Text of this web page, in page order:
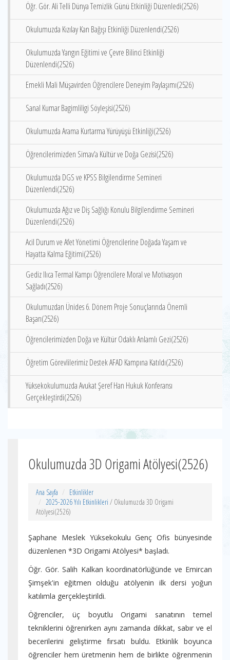
Öğr. Gör. Ali Telli Dünya Temizlik Günü Etkinliği Düzenledi(2526)
Okulumuzda Kızılay Kan Bağışı Etkinliği Düzenlendi(2526)
Okulumuzda Yangın Eğitimi ve Çevre Bilinci Etkinliği
Düzenlendi(2526)
Emekli Mali Müşavirden Öğrencilere Deneyim Paylaşımı(2526)
Sanal Kumar Bagimliligi Söyleşisi(2526)
Okulumuzda Arama Kurtarma Yürüyüşü Etkinliği(2526)
Öğrencilerimizden Simav’a Kültür ve Doğa Gezisi(2526)
Okulumuzda DGS ve KPSS Bilgilendirme Semineri
Düzenlendi(2526)
Okulumuzda Ağız ve Diş Sağlığı Konulu Bilgilendirme Semineri
Düzenlendi(2526)
Acil Durum ve Afet Yönetimi Öğrencilerine Doğada Yaşam ve
Hayatta Kalma Eğitimi(2526)
Gediz Ilıca Termal Kampı Öğrencilere Moral ve Motivasyon
Sağladı(2526)
Okulumuzdan Ünides 6. Dönem Proje Sonuçlarında Önemli
Başarı(2526)
Öğrencilerimizden Doğa ve Kültür Odaklı Anlamlı Gezi(2526)
Öğretim Görevlilerimiz Destek AFAD Kampına Katıldı(2526)
Yüksekokulumuzda Avukat Şeref Han Hukuk Konferansı
Gerçekleştirdi(2526)
Okulumuzda 3D Origami Atölyesi(2526)
Ana Sayfa
Etkinlikler
2025-2026 Yılı Etkinlikleri / Okulumuzda 3D Origami
Atölyesi(2526)
Şaphane Meslek Yüksekokulu Genç Ofis bünyesinde
düzenlenen *3D Origami Atölyesi* başladı.
Öğr. Gör. Salih Kalkan koordinatörlüğünde ve Emircan
Şimşek'in eğitmen olduğu atölyenin ilk dersi yoğun
katılımla gerçekleştirildi.
Öğrenciler, üç boyutlu Origami sanatının temel
tekniklerini öğrenirken aynı zamanda dikkat, sabır ve el
becerilerini geliştirme fırsatı buldu. Etkinlik boyunca
öğrenciler hem üretmenin hem de birlikte öğrenmenin